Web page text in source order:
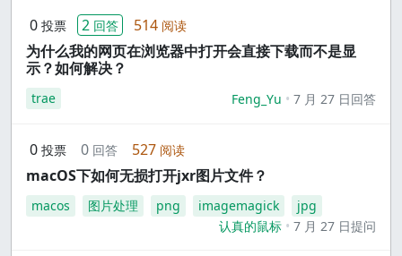
0 投票 2 回答 514 阅读
为什么我的网页在浏览器中打开会直接下载而不是显
示？如何解决？
trae Feng_Yu 7 月 27 日回答
0 投票 0 回答 527 阅读
macOS下如何无损打开jxr图片文件？
macos 图片处理 png imagemagick
jpg
认真的鼠标
7 月 27 日提问